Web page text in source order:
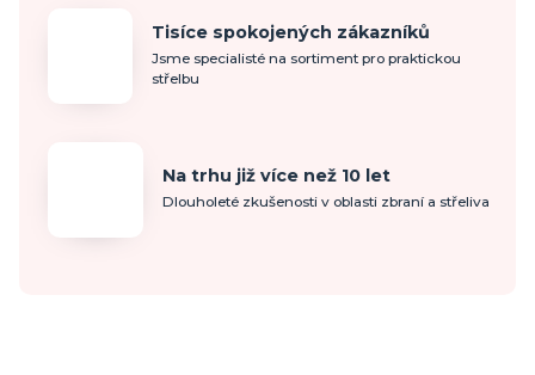
Tisíce spokojených zákazníků
Jsme specialisté na sortiment pro praktickou
střelbu
Na trhu již více než 10 let
Dlouholeté zkušenosti v oblasti zbraní a střeliva